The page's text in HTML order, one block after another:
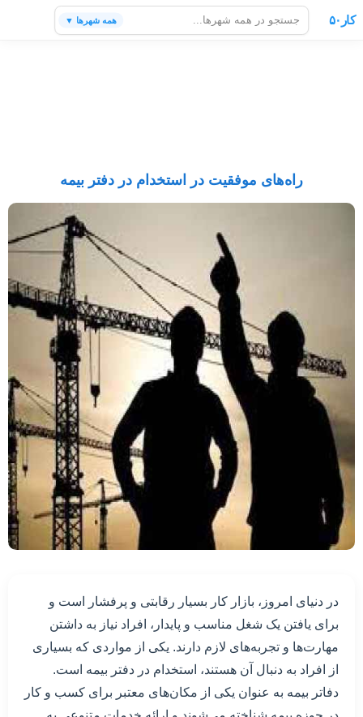
کار۵۰ همه شهرها ▼
راه‌های موفقیت در استخدام در دفتر بیمه
در دنیای امروز، بازار کار بسیار رقابتی و پرفشار است و
برای یافتن یک شغل مناسب و پایدار، افراد نیاز به داشتن
مهارت‌ها و تجربه‌های لازم دارند. یکی از مواردی که بسیاری
از افراد به دنبال آن هستند، استخدام در دفتر بیمه است.
دفاتر بیمه به عنوان یکی از مکان‌های معتبر برای کسب و کار